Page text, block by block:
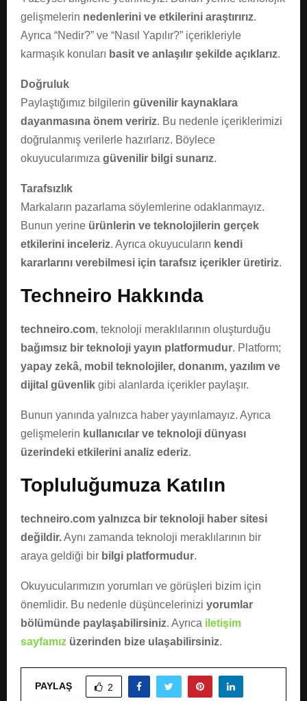
gelişmelerin nedenlerini ve etkilerini araştırırız.
Ayrıca “Nedir?” ve “Nasıl Yapılır?” içerikleriyle
karmaşık konuları basit ve anlaşılır şekilde açıklarız.
Doğruluk
Paylaştığımız bilgilerin güvenilir kaynaklara
dayanmasına önem veririz. Bu nedenle içeriklerimizi
doğrulanmış verilerle hazırlarız. Böylece
okuyucularımıza güvenilir bilgi sunarız.
Tarafsızlık
Markaların pazarlama söylemlerine odaklanmayız.
Bunun yerine ürünlerin ve teknolojilerin gerçek
etkilerini inceleriz. Ayrıca okuyucuların kendi
kararlarını verebilmesi için tarafsız içerikler üretiriz.
Techneiro Hakkında
techneiro.com, teknoloji meraklılarının oluşturduğu
bağımsız bir teknoloji yayın platformudur. Platform;
yapay zekâ, mobil teknolojiler, donanım, yazılım ve
dijital güvenlik gibi alanlarda içerikler paylaşır.
Bunun yanında yalnızca haber yayınlamayız. Ayrıca
gelişmelerin kullanıcılar ve teknoloji dünyası
üzerindeki etkilerini analiz ederiz.
Topluluğumuza Katılın
techneiro.com yalnızca bir teknoloji haber sitesi
değildir.Aynı zamanda teknoloji meraklılarının bir
araya geldiği bir bilgi platformudur.
Okuyucularımızın yorumları ve görüşleri bizim için
önemlidir. Bu nedenle düşüncelerinizi yorumlar
bölümünde paylaşabilirsiniz. Ayrıca iletişim
sayfamız üzerinden bize ulaşabilirsiniz.
PAYLAŞ 2